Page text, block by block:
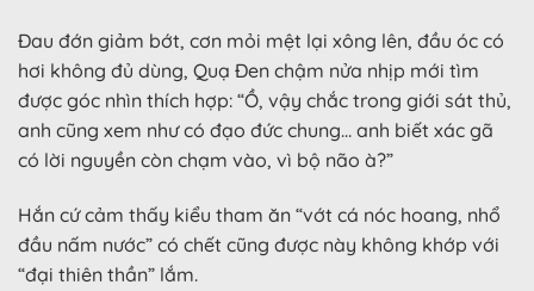
Đau đớn giảm bớt, cơn mỏi mệt lại xông lên, đầu óc có
hơi không đủ dùng, Quạ Đen chậm nửa nhịp mới tìm
được góc nhìn thích hợp: “Ồ, vậy chắc trong giới sát thủ,
anh cũng xem như có đạo đức chung… anh biết xác gã
có lời nguyền còn chạm vào, vì bộ não à?”
Hắn cứ cảm thấy kiểu tham ăn “vớt cá nóc hoang, nhổ
đầu nấm nước” có chết cũng được này không khớp với
“đại thiên thần” lắm.